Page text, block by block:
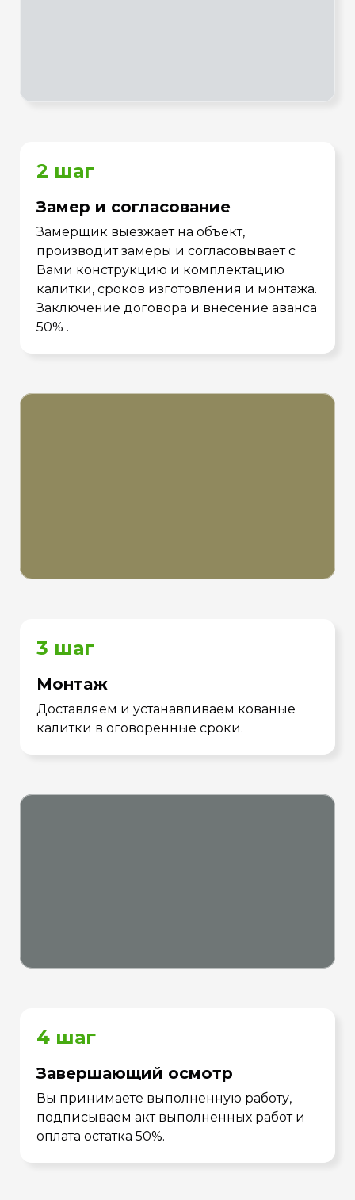
2 шаг
Замер и согласование
Замерщик выезжает на объект,
производит замеры и согласовывает с
Вами конструкцию и комплектацию
калитки, сроков изготовления и монтажа.
Заключение договора и внесение аванса
50% .
3 шаг
Монтаж
Доставляем и устанавливаем кованые
калитки в оговоренные сроки.
4 шаг
Завершающий осмотр
Вы принимаете выполненную работу,
подписываем акт выполненных работ и
оплата остатка 50%.